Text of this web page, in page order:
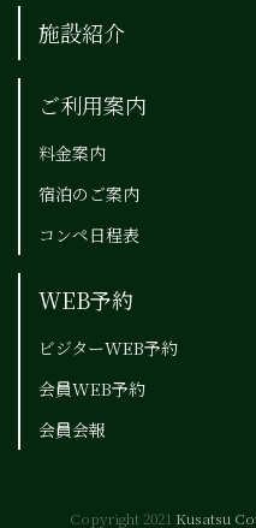
施設紹介
ご利用案内
料金案内
宿泊のご案内
コンペ日程表
WEB予約
ビジターWEB予約
会員WEB予約
会員会報
Copyright 2021 Kusatsu